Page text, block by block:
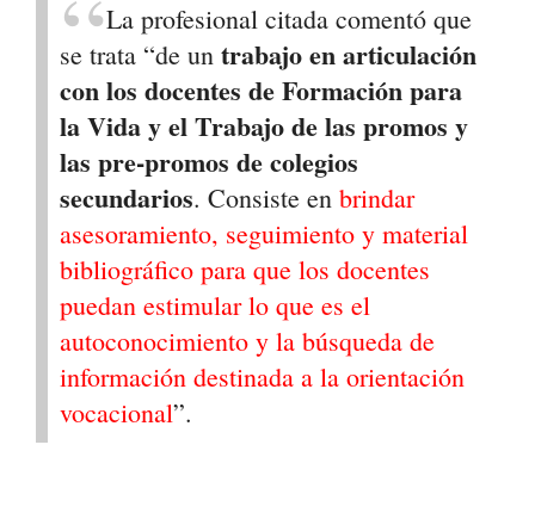
La profesional citada comentó que
se trata “de un trabajo en articulación
con los docentes de Formación para
la Vida y el Trabajo de las promos y
las pre-promos de colegios
secundarios. Consiste en brindar
asesoramiento, seguimiento y material
bibliográfico para que los docentes
puedan estimular lo que es el
autoconocimiento y la búsqueda de
información destinada a la orientación
vocacional”.